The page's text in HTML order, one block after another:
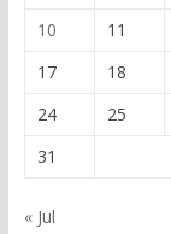
10
11
17
18
24
25
31
« Jul